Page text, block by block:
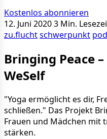
Kostenlos abonnieren
12. Juni 20203 Min.
zu.fluchtschwerpunkt
Bringing Peace
WeSelf
"Yoga ermöglicht es dir,
schließen." Das Projekt
Frauen und Mädchen mit
stärken.